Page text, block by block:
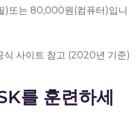
)또는 80,000원(컴퓨터)입니
식 사이트 참고 (2020년 기준)
를 훈련하세